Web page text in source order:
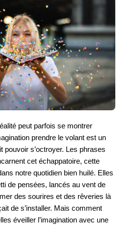
peut parfois se montrer
prendre le volant est un
pouvoir s’octroyer. Les phrases
cet échappatoire, cette
notre quotidien bien huilé. Elles
de pensées, lancés au vent de
des sourires et des rêveries là
de s’installer. Mais comment
éveiller l’imagination avec une